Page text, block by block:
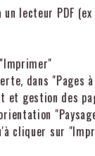
lecteur PDF
dans "Pages
et gestion des
cliquer sur